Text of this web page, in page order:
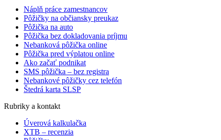
Náplň práce zamestnancov
Pôžičky na občiansky preukaz
Pôžička na auto
Pôžička bez dokladovania príjmu
Nebanková pôžička online
Pôžička pred výplatou online
Ako začať podnikat
SMS pôžička – bez registra
Nebankové pôžičky cez telefón
Štedrá karta SLSP
Rubriky a kontakt
Úverová kalkulačka
XTB – recenzia